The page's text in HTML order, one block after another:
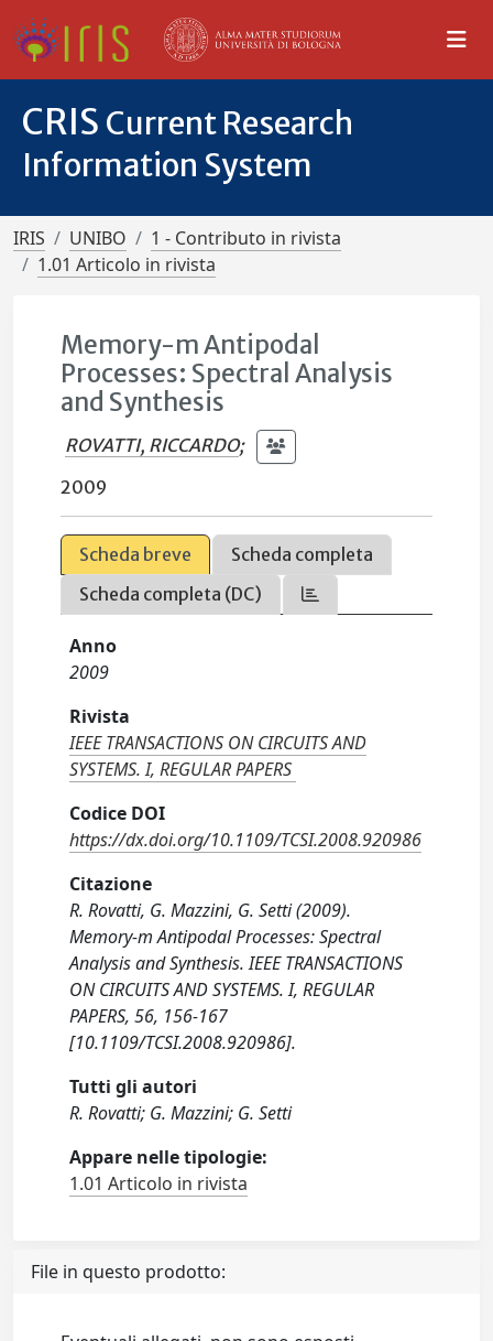
CRIS Current Research
Information System
IRIS UNIBO
1 - Contributo in rivista
1.01 Articolo in rivista
Memory-m Antipodal
Processes: Spectral Analysis
and Synthesis
ROVATTI, RICCARDO;
2009
Scheda breve
Scheda completa
Scheda completa (DC)
Anno
2009
Rivista
IEEE TRANSACTIONS ON CIRCUITS AND
SYSTEMS. I, REGULAR PAPERS
Codice DOI
https://dx.doi.org/10.1109/TCSI.2008.920986
Citazione
R. Rovatti, G. Mazzini, G. Setti (2009).
Memory-m Antipodal Processes: Spectral
Analysis and Synthesis. IEEE TRANSACTIONS
ON CIRCUITS AND SYSTEMS. I, REGULAR
PAPERS, 56, 156-167
[10.1109/TCSI.2008.920986].
Tutti gli autori
R. Rovatti; G. Mazzini; G. Setti
Appare nelle tipologie:
1.01 Articolo in rivista
File in questo prodotto: